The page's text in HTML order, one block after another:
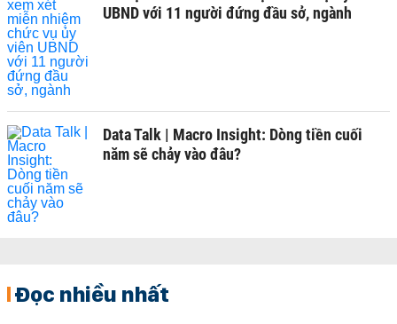
UBND với 11 người đứng đầu sở, ngành
Data Talk | Macro Insight: Dòng tiền cuối
năm sẽ chảy vào đâu?
Đọc nhiều nhất